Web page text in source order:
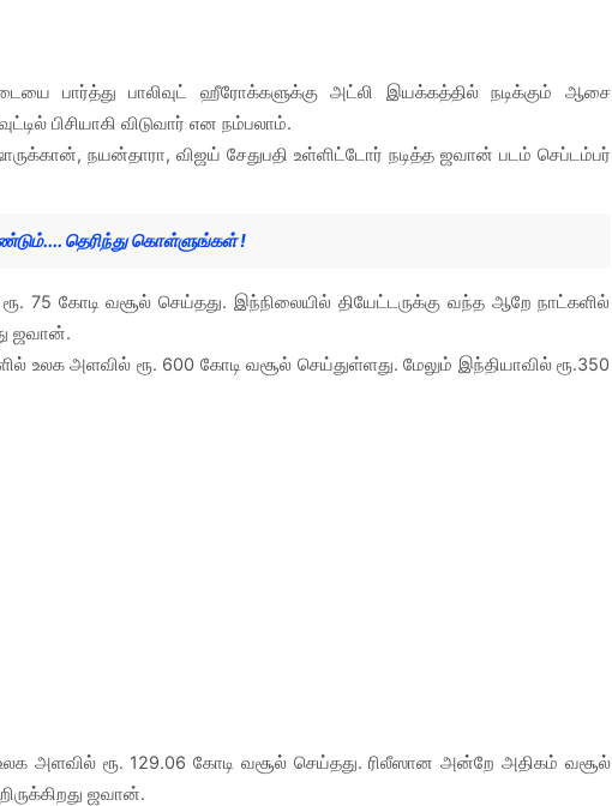
பார்த்து பாலிவுட் ஹீரோக்களுக்கு அட்லி இயக்கத்தில் நடிக்கும் ஆசை
பிசியாகி விடுவார் என நம்பலாம்.
நயன்தாரா, விஜய் சேதுபதி உள்ளிட்டோர் நடித்த ஜவான் படம் செப்டம்பர்
தெரிந்து கொள்ளுங்கள் !
75 கோடி வசூல் செய்தது. இந்நிலையில் தியேட்டருக்கு வந்த ஆறே நாட்களில்
ஜவான்.
உலக அளவில் ரூ. 600 கோடி வசூல் செய்துள்ளது. மேலும் இந்தியாவில் ரூ.350
அளவில் ரூ. 129.06 கோடி வசூல் செய்தது. ரிலீஸான அன்றே அதிகம் வசூல்
ஜவான்.